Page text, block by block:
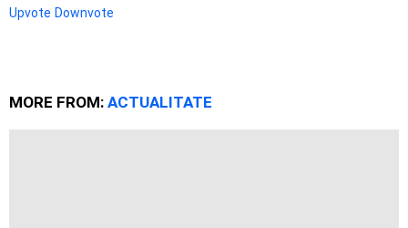
Upvote Downvote
MORE FROM: ACTUALITATE